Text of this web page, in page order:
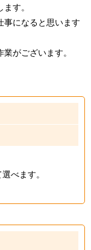
す。
事になると思います
がございます。
べます。